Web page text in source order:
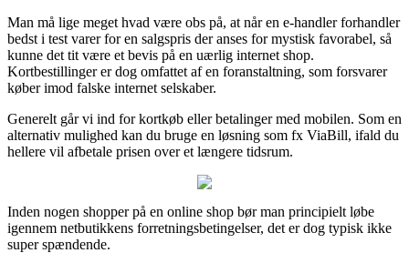
Man må lige meget hvad være obs på, at når en e-handler forhandler
bedst i test varer for en salgspris der anses for mystisk favorabel, så
kunne det tit være et bevis på en uærlig internet shop.
Kortbestillinger er dog omfattet af en foranstaltning, som forsvarer
køber imod falske internet selskaber.
Generelt går vi ind for kortkøb eller betalinger med mobilen. Som en
alternativ mulighed kan du bruge en løsning som fx ViaBill, ifald du
hellere vil afbetale prisen over et længere tidsrum.
Inden nogen shopper på en online shop bør man principielt løbe
igennem netbutikkens forretningsbetingelser, det er dog typisk ikke
super spændende.